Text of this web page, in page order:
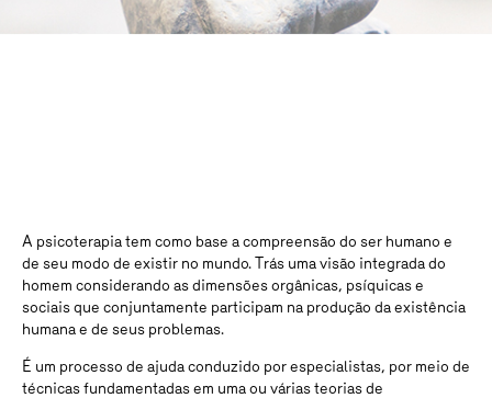
A psicoterapia tem como base a compreensão do ser humano e
de seu modo de existir no mundo. Trás uma visão integrada do
homem considerando as dimensões orgânicas, psíquicas e
sociais que conjuntamente participam na produção da existência
humana e de seus problemas.
É um processo de ajuda conduzido por especialistas, por meio de
técnicas fundamentadas em uma ou várias teorias de